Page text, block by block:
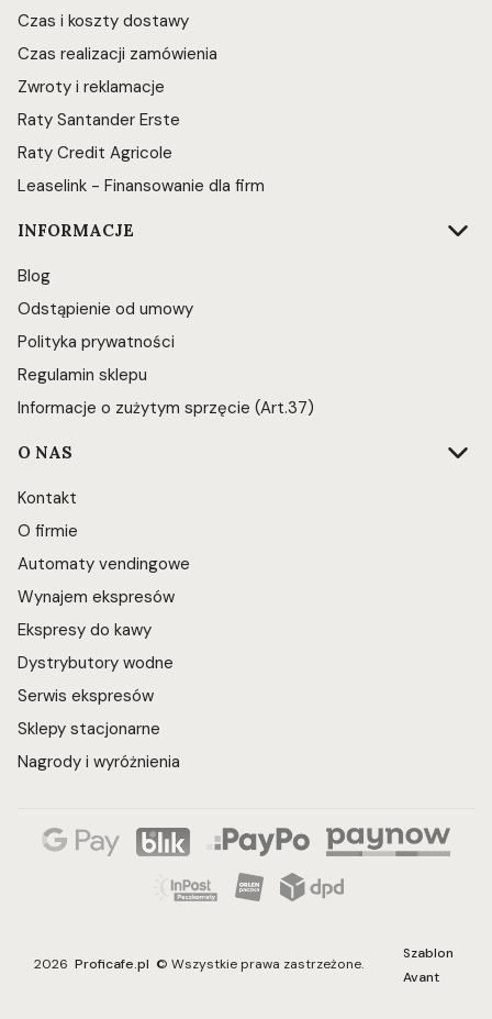
Czas i koszty dostawy
Czas realizacji zamówienia
Zwroty i reklamacje
Raty Santander Erste
Raty Credit Agricole
Leaselink - Finansowanie dla firm
INFORMACJE
Blog
Odstąpienie od umowy
Polityka prywatności
Regulamin sklepu
Informacje o zużytym sprzęcie (Art.37)
O NAS
Kontakt
O firmie
Automaty vendingowe
Wynajem ekspresów
Ekspresy do kawy
Dystrybutory wodne
Serwis ekspresów
Sklepy stacjonarne
Nagrody i wyróżnienia
2026 Proficafe.pl © Wszystkie prawa zastrzeżone.
Szablon
Avant